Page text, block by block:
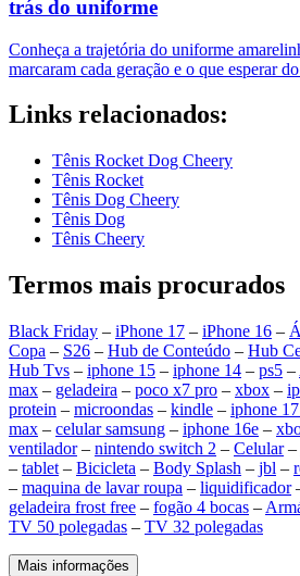
trás do uniforme
Conheça a trajetória do uniforme
marcaram cada geração e o que esperar
Links relacionados:
Tênis Rocket Dog Cheery
Tênis Rocket
Tênis Dog Cheery
Tênis Dog
Tênis Cheery
Termos mais procurados
Black Friday – iPhone 17 – iPhone 16 –
Copa – S26 – Hub de Conteúdo – Hub
Hub Tvs – iphone 15 – iphone 14 – ps5 –
max – geladeira – poco x7 pro – xbox –
protein – microondas – kindle – iphone
max – celular samsung – iphone 16e –
ventilador– nintendo switch 2 – Celular–
– tablet – Bicicleta – Body Splash – jbl –
– maquina de lavar roupa – liquidificador
geladeira frost free – fogão 4 bocas –
TV 50 polegadas – TV 32 polegadas
Mais informações